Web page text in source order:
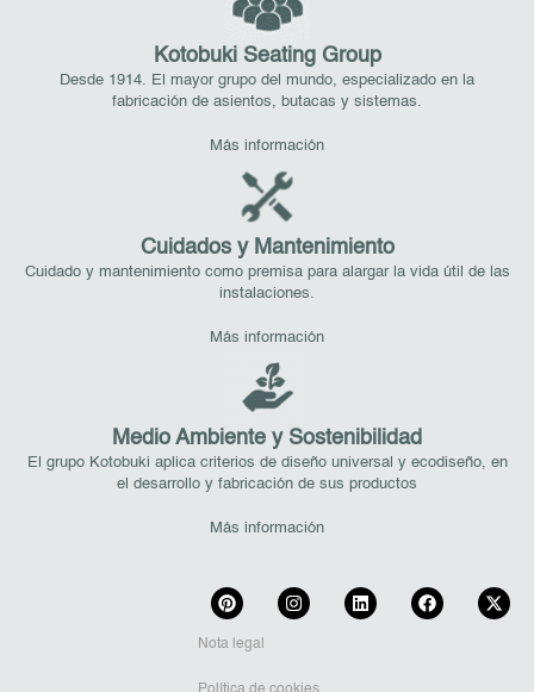
Kotobuki Seating Group
Desde 1914. El mayor grupo del mundo, especializado en la
fabricación de asientos, butacas y sistemas.
Más información
Cuidados y Mantenimiento
Cuidado y mantenimiento como premisa para alargar la vida útil de las
instalaciones.
Más información
Medio Ambiente y Sostenibilidad
El grupo Kotobuki aplica criterios de diseño universal y ecodiseño, en
el desarrollo y fabricación de sus productos
Más información
Nota legal